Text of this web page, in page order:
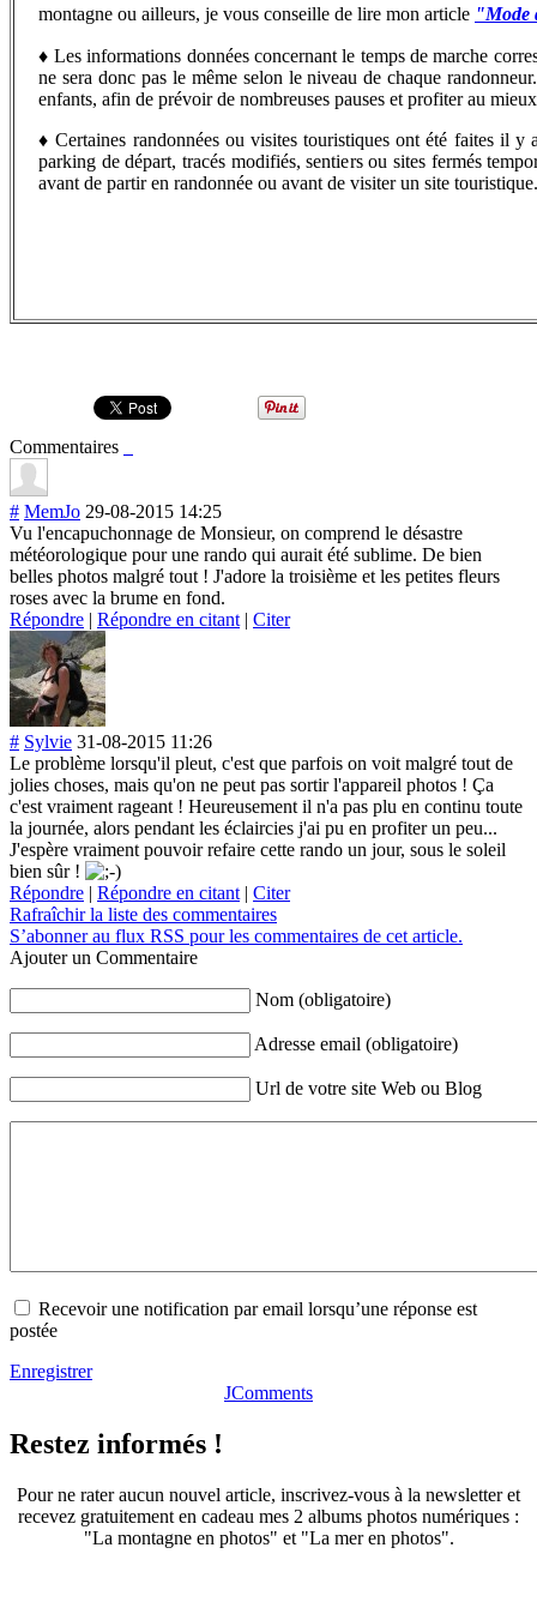
montagne ou ailleurs, je vous conseille de lire mon article "Mode
♦ Les informations données concernant le temps de marche
ne sera donc pas le même selon le niveau de chaque
enfants, afin de prévoir de nombreuses pauses et profiter au
♦Certaines randonnées ou visites touristiques ont été faites il y
parking de départ, tracés modifiés, sentiers ou sites fermés
avant de partir en randonnée ou avant de visiter un site
Commentaires
# MemJo 29-08-2015 14:25
Vu l'encapuchonnage de Monsieur, on comprend le désastre
météorologique pour une rando qui aurait été sublime. De bien
belles photos malgré tout ! J'adore la troisième et les petites fleurs
roses avec la brume en fond.
Répondre | Répondre en citant | Citer
# Sylvie 31-08-2015 11:26
Le problème lorsqu'il pleut, c'est que parfois on voit malgré tout de
jolies choses, mais qu'on ne peut pas sortir l'appareil photos ! Ça
c'est vraiment rageant ! Heureusement il n'a pas plu en continu toute
la journée, alors pendant les éclaircies j'ai pu en profiter un peu...
J'espère vraiment pouvoir refaire cette rando un jour, sous le soleil
bien sûr !
Répondre | Répondre en citant | Citer
Rafraîchir la liste des commentaires
S’abonner au flux RSS pour les commentaires de cet article.
Ajouter un Commentaire
Nom (obligatoire)
Adresse email (obligatoire)
Url de votre site Web ou Blog
Recevoir une notification par email lorsqu’une réponse est
postée
Enregistrer
JComments
Restez informés !
Pour ne rater aucun nouvel article, inscrivez-vous à la newsletter et
recevez gratuitement en cadeau mes 2 albums photos numériques :
"La montagne en photos" et "La mer en photos".